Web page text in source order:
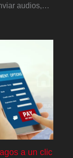
audios,…
a un clic